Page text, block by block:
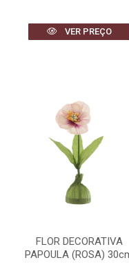
VER PREÇO
FLOR DECORATIVA
PAPOULA (ROSA)